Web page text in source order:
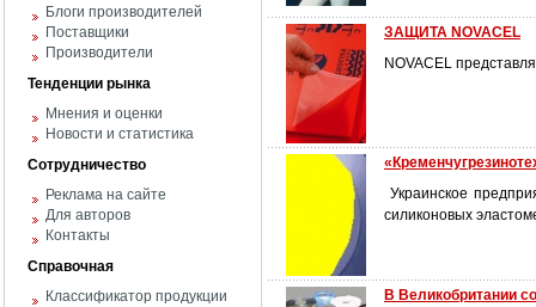
Блоги производителей
Поставщики
Производители
Тенденции рынка
Мнения и оценки
Новости и статистика
Сотрудничество
Реклама на сайте
Для авторов
Контакты
Справочная
Классификатор продукции
ЗАЩИТА NOVACEL
NOVACEL
Украинское
силиконовых
В Великобритании